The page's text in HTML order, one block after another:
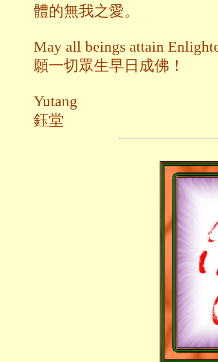
體的無我之愛。
May all beings attain
願一切眾生早日成佛！
Yutang
鈺堂